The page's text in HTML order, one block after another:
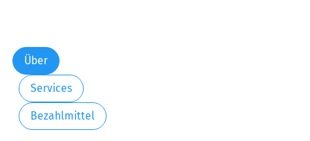
Über
Services
Bezahlmittel